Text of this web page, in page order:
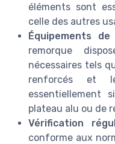
éléments sont
celle des autres
Équipements
remorque
nécessaires tels
renforcés et
essentiellement
plateau alu ou de
Vérification
conforme aux